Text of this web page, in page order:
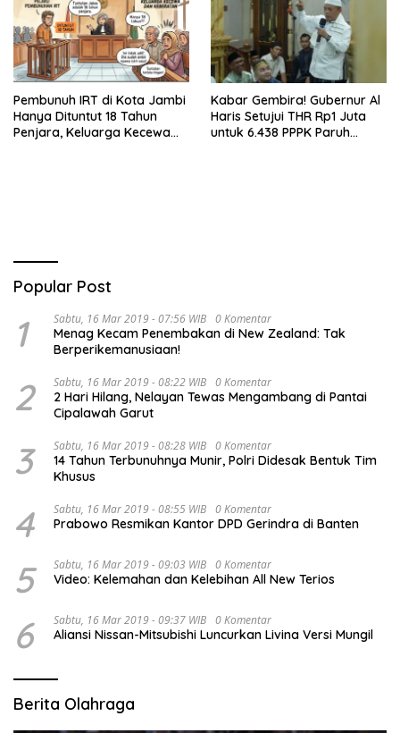
Pembunuh IRT di Kota Jambi
Hanya Dituntut 18 Tahun
Penjara, Keluarga Kecewa
Kabar Gembira! Gubernur Al
Haris Setujui THR Rp1 Juta
untuk 6.438 PPPK Paruh
Popular Post
1 Sabtu, 16 Mar 2019 - 07:56 WIB 0 Komentar
Menag Kecam Penembakan di New Zealand: Tak
Berperikemanusiaan!
2 Sabtu, 16 Mar 2019 - 08:22 WIB 0 Komentar
2 Hari Hilang, Nelayan Tewas Mengambang di Pantai
Cipalawah Garut
3 Sabtu, 16 Mar 2019 - 08:28 WIB 0 Komentar
14 Tahun Terbunuhnya Munir, Polri Didesak Bentuk Tim
Khusus
4 Sabtu, 16 Mar 2019 - 08:55 WIB 0 Komentar
Prabowo Resmikan Kantor DPD Gerindra di Banten
5 Sabtu, 16 Mar 2019 - 09:03 WIB 0 Komentar
Video: Kelemahan dan Kelebihan All New Terios
6 Sabtu, 16 Mar 2019 - 09:37 WIB 0 Komentar
Aliansi Nissan-Mitsubishi Luncurkan Livina Versi Mungil
Berita Olahraga